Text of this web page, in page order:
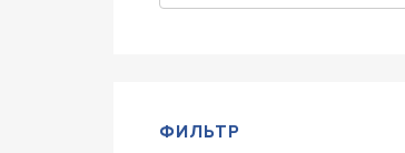
ФИЛЬТР